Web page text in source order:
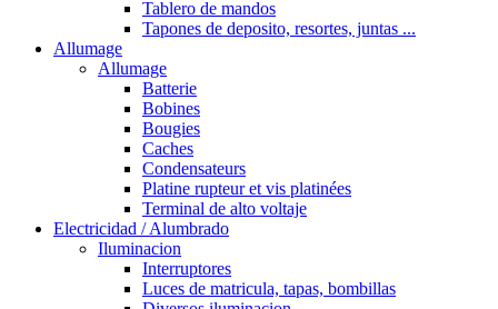
Tablero de mandos
Tapones de deposito, resortes, juntas ...
Allumage
Allumage
Batterie
Bobines
Bougies
Caches
Condensateurs
Platine rupteur et vis platinées
Terminal de alto voltaje
Electricidad / Alumbrado
Iluminacion
Interruptores
Luces de matricula, tapas, bombillas